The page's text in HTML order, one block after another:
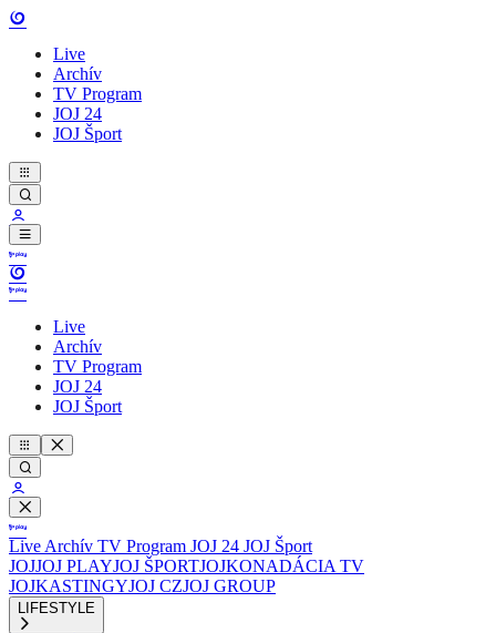
Live
Archív
TV Program
JOJ 24
JOJ Šport
Live
Archív
TV Program
JOJ 24
JOJ Šport
Live Archív TV Program JOJ 24 JOJ Šport
JOJJOJ PLAYJOJ ŠPORTJOJKONADÁCIA TV
JOJKASTINGYJOJ CZJOJ GROUP
LIFESTYLE